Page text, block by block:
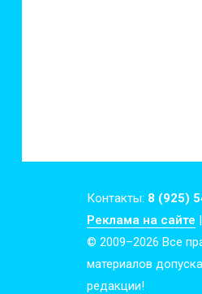
Контакты: 8 (925)
Реклама на сайте |
© 2009–2026 Все
материалов
редакции!